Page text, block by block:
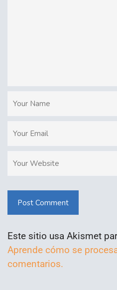
Post Comment
Este sitio usa Akismet
Aprende cómo se
comentarios.